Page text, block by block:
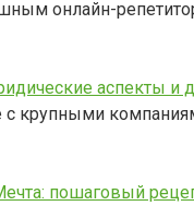
онлайн-
аспекты и
с крупными
пошаговый